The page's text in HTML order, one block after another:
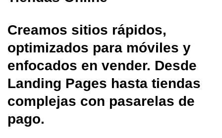
Creamos sitios rápidos,
optimizados para móviles y
enfocados en vender. Desde
Landing Pages hasta tiendas
complejas con pasarelas de
pago.